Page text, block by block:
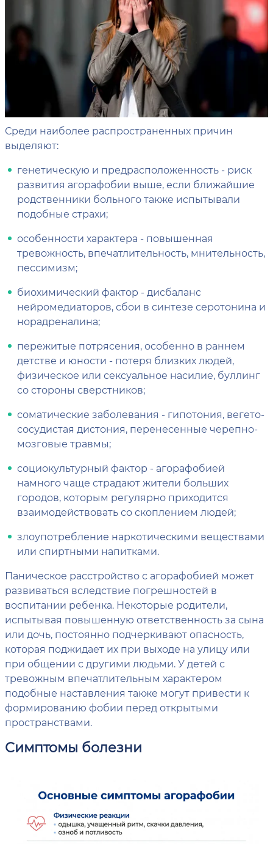
Среди наиболее распространенных причин
выделяют:
генетическую и предрасположенность - риск
развития агорафобии выше, если ближайшие
родственники больного также испытывали
подобные страхи;
особенности характера - повышенная
тревожность, впечатлительность, мнительность,
пессимизм;
биохимический фактор - дисбаланс
нейромедиаторов, сбои в синтезе серотонина и
норадреналина;
пережитые потрясения, особенно в раннем
детстве и юности - потеря близких людей,
физическое или сексуальное насилие, буллинг
со стороны сверстников;
соматические заболевания - гипотония, вегето-
сосудистая дистония, перенесенные черепно-
мозговые травмы;
социокультурный фактор - агорафобией
намного чаще страдают жители больших
городов, которым регулярно приходится
взаимодействовать со скоплением людей;
злоупотребление наркотическими веществами
или спиртными напитками.
Паническое расстройство с агорафобией может
развиваться вследствие погрешностей в
воспитании ребенка. Некоторые родители,
испытывая повышенную ответственность за сына
или дочь, постоянно подчеркивают опасность,
которая поджидает их при выходе на улицу или
при общении с другими людьми. У детей с
тревожным впечатлительным характером
подобные наставления также могут привести к
формированию фобии перед открытыми
пространствами.
Симптомы болезни